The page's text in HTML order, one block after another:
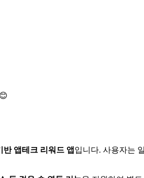
반 앱테크 리워드 앱 입니다. 사용자는